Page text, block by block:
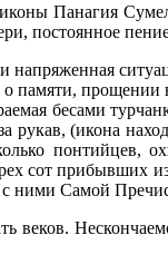
Панагия
постоянное
прощении
бесами
(икона
понтийцев,
сот прибывших
с ними Самой